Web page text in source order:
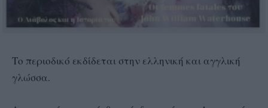
Το περιοδικό εκδίδεται στην ελληνική και αγγλική
γλώσσα.